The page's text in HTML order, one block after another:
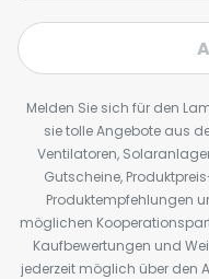
Melden Sie sich für den
sie tolle Angebote aus
Ventilatoren,
Gutscheine,
Produktempfehlungen
möglichen
Kaufbewertungen und
jederzeit möglich über den